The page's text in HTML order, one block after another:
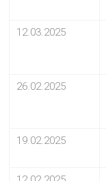
12.03.2025
26.02.2025
19.02.2025